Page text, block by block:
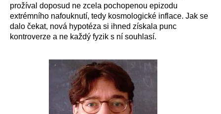
prožíval doposud ne zcela pochopenou epizodu
extrémního nafouknutí, tedy kosmologické inflace. Jak se
dalo čekat, nová hypotéza si ihned získala punc
kontroverze a ne každý fyzik s ní souhlasí.